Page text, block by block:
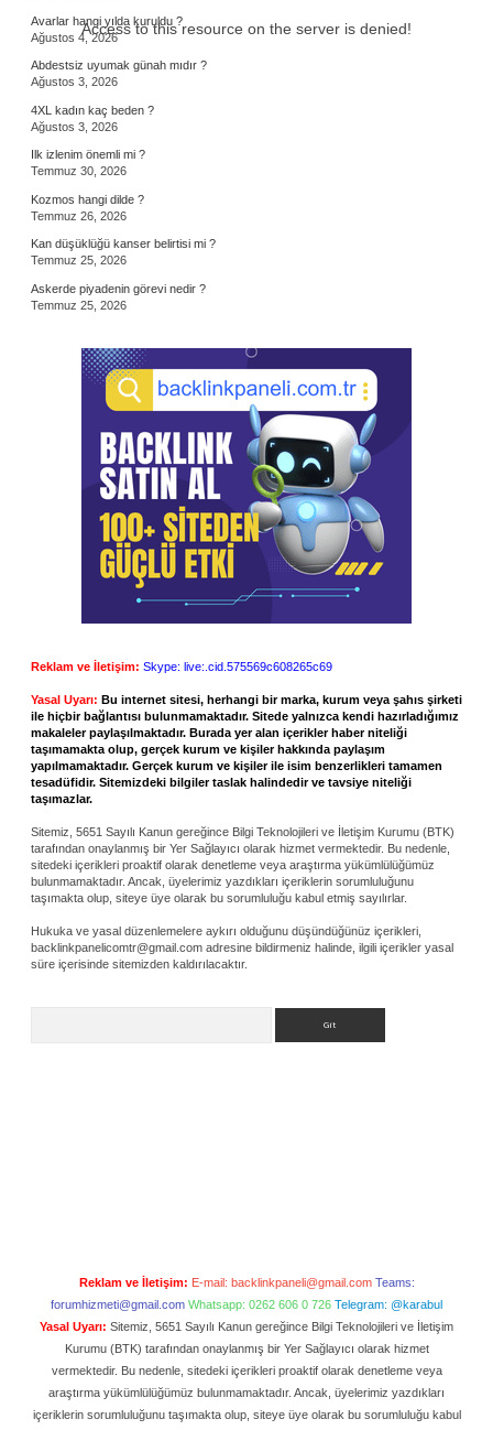
Avarlar hangi yılda kuruldu ?
Ağustos 4, 2026
Abdestsiz uyumak günah mıdır ?
Ağustos 3, 2026
4XL kadın kaç beden ?
Ağustos 3, 2026
Ilk izlenim önemli mi ?
Temmuz 30, 2026
Kozmos hangi dilde ?
Temmuz 26, 2026
Kan düşüklüğü kanser belirtisi mi ?
Temmuz 25, 2026
Askerde piyadenin görevi nedir ?
Temmuz 25, 2026
Reklam ve İletişim: Skype: live:.cid.575569c608265c69
Yasal Uyarı: Bu internet sitesi, herhangi bir marka, kurum veya şahıs şirketi
ile hiçbir bağlantısı bulunmamaktadır. Sitede yalnızca kendi hazırladığımız
makaleler paylaşılmaktadır. Burada yer alan içerikler haber niteliği
taşımamakta olup, gerçek kurum ve kişiler hakkında paylaşım
yapılmamaktadır. Gerçek kurum ve kişiler ile isim benzerlikleri tamamen
tesadüfidir. Sitemizdeki bilgiler taslak halindedir ve tavsiye niteliği
taşımazlar.
Sitemiz, 5651 Sayılı Kanun gereğince Bilgi Teknolojileri ve İletişim Kurumu (BTK)
tarafından onaylanmış bir Yer Sağlayıcı olarak hizmet vermektedir. Bu nedenle,
sitedeki içerikleri proaktif olarak denetleme veya araştırma yükümlülüğümüz
bulunmamaktadır. Ancak, üyelerimiz yazdıkları içeriklerin sorumluluğunu
taşımakta olup, siteye üye olarak bu sorumluluğu kabul etmiş sayılırlar.
Hukuka ve yasal düzenlemelere aykırı olduğunu düşündüğünüz içerikleri,
backlinkpanelicomtr@gmail.com adresine bildirmeniz halinde, ilgili içerikler yasal
süre içerisinde sitemizden kaldırılacaktır.
Access to this resource on the server is denied!
Reklam ve İletişim: E-mail: backlinkpaneli@gmail.com Teams:
forumhizmeti@gmail.com Whatsapp: 0262 606 0 726 Telegram: @karabul
Yasal Uyarı: Sitemiz, 5651 Sayılı Kanun gereğince Bilgi Teknolojileri ve İletişim
Kurumu (BTK) tarafından onaylanmış bir Yer Sağlayıcı olarak hizmet
vermektedir. Bu nedenle, sitedeki içerikleri proaktif olarak denetleme veya
araştırma yükümlülüğümüz bulunmamaktadır. Ancak, üyelerimiz yazdıkları
içeriklerin sorumluluğunu taşımakta olup, siteye üye olarak bu sorumluluğu kabul